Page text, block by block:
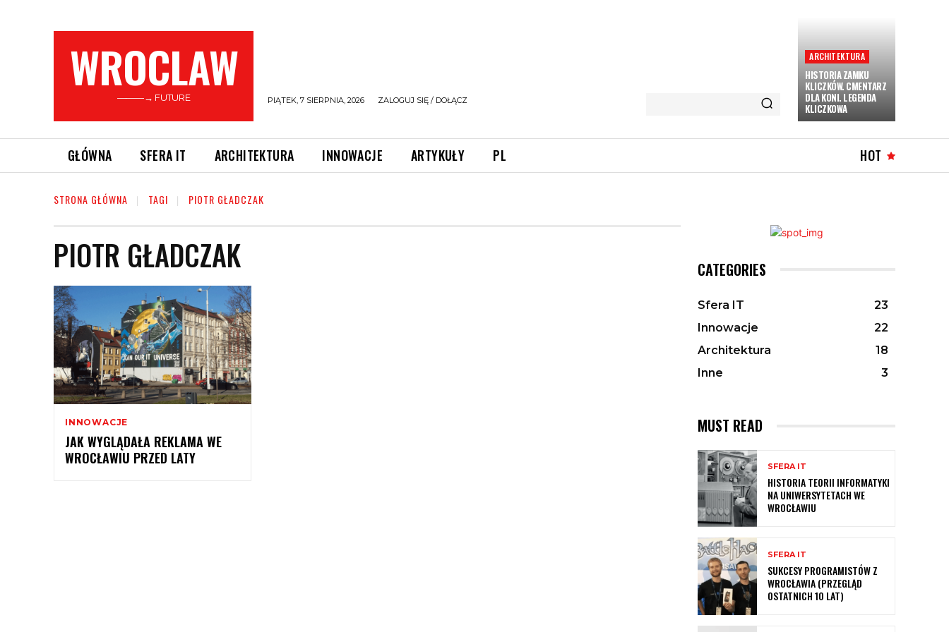
WROCLAW
———→ FUTURE PIĄTEK, 7 SIERPNIA, 2026 ZALOGUJ SIĘ / DOŁĄCZ
ARCHITEKTURA
HISTORIA ZAMKU
KLICZKÓW. CMENTARZ
DLA KONI. LEGENDA
KLICZKOWA
GŁÓWNA SFERA IT ARCHITEKTURA INNOWACJE ARTYKUŁY PL HOT
STRONA GŁÓWNA TAGI PIOTR GŁADCZAK
PIOTR GŁADCZAK
INNOWACJE
JAK WYGLĄDAŁA REKLAMA WE
WROCŁAWIU PRZED LATY
CATEGORIES
Sfera IT
23
Innowacje
22
Architektura
18
Inne
3
MUST READ
SFERA IT
HISTORIA TEORII INFORMATYKI
NA UNIWERSYTETACH WE
WROCŁAWIU
SFERA IT
SUKCESY PROGRAMISTÓW Z
WROCŁAWIA (PRZEGLĄD
OSTATNICH 10 LAT)